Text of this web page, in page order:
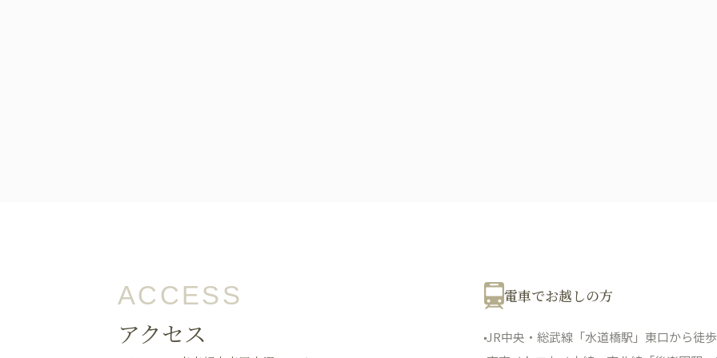
ACCESS
アクセス
電車でお越しの方
JR中央・総武線「水道橋駅」東口から徒